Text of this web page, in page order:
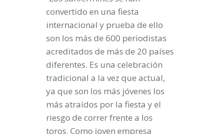
convertido en una fiesta
internacional y prueba de ello
son los más de 600 periodistas
acreditados de más de 20 países
diferentes. Es una celebración
tradicional a la vez que actual,
ya que son los más jóvenes los
más atraídos por la fiesta y el
riesgo de correr frente a los
toros. Como joven empresa